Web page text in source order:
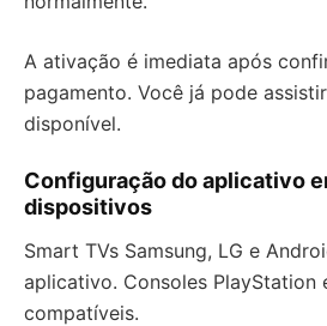
A ativação é imediata após
pagamento. Você já pode
disponível.
Configuração do aplicativo
dispositivos
Smart TVs Samsung, LG e
aplicativo. Consoles PlayStation
compatíveis.